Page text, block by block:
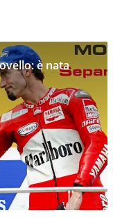
è nata